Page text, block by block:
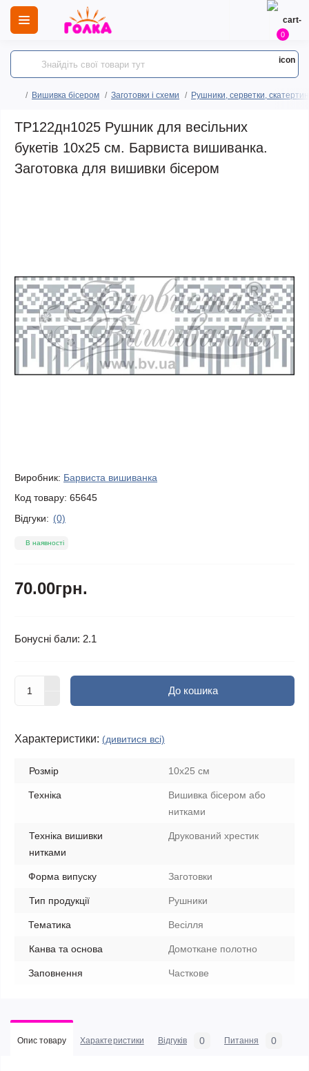
0
Вишивка бісером Заготовки і схеми Рушники, серветки,
ТР122дн1025 Рушник для весільних
букетів 10х25 см. Барвиста вишиванка.
Заготовка для вишивки бісером
Виробник: Барвиста вишиванка
Код товару: 65645
Відгуки: (0)
В наявності
70.00грн.
Бонусні бали: 2.1
До кошика
Характеристики: (дивитися всі)
Розмір 10х25 см
Техніка
Вишивка бісером або
нитками
Техніка вишивки
нитками
Друкований хрестик
Форма випуску Заготовки
Тип продукції Рушники
Тематика Весілля
Канва та основа Домоткане полотно
Заповнення Часткове
Опис товару Характеристики Відгуків 0 Питання 0